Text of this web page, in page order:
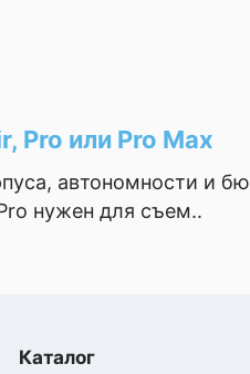
Pro или Pro Max
автономности и
нужен для съем..
Каталог